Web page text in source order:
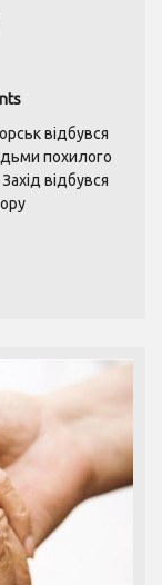
відбувся
похилого
відбувся